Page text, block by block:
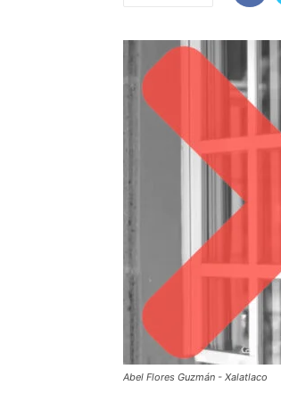
Abel Flores Guzmán - Xalatlaco